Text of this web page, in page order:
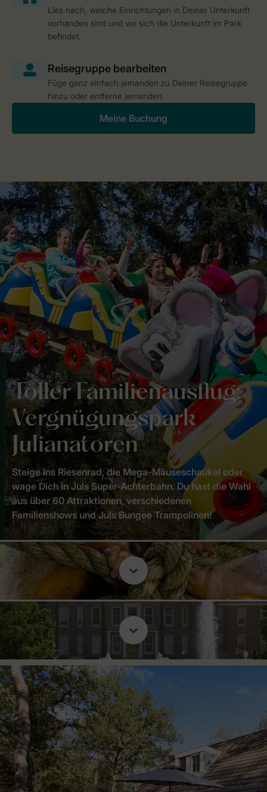
Lies nach, welche Einrichtungen in Deiner Unterkunft
vorhanden sind und wo sich die Unterkunft im Park
befindet.
Füge ganz einfach jemanden zu Deiner Reisegruppe
hinzu oder entferne jemanden.
Meine Buchung
Toller Familienausflug:
Vergnügungspark
Julianatoren
Steige ins Riesenrad, die Mega-Mäuseschaukel oder
wage Dich in Juls Super-Achterbahn. Du hast die Wahl
aus über 60 Attraktionen, verschiedenen
Familienshows und Juls Bungee Trampolinen!